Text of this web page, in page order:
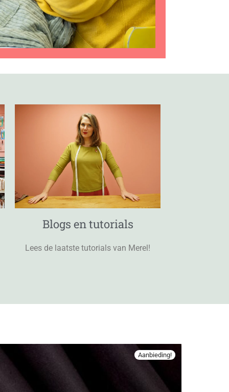
Blogs en tutorials
Lees de laatste tutorials van Merel!
Aanbieding!